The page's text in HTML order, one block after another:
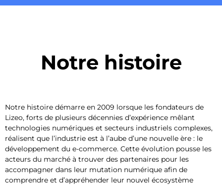
Notre histoire
Notre histoire démarre en 2009 lorsque les fondateurs de
Lizeo, forts de plusieurs décennies d’expérience mêlant
technologies numériques et secteurs industriels complexes,
réalisent que l’industrie est à l’aube d’une nouvelle ère : le
développement du e-commerce. Cette évolution pousse les
acteurs du marché à trouver des partenaires pour les
accompagner dans leur mutation numérique afin de
comprendre et d’appréhender leur nouvel écosystème